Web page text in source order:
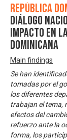
República
Diálogo
impacto en
dominicana
Main findings
Se han
tomadas por el
los diferentes
trabajan el tema,
efectos del
refuerzo ante la
forma, los